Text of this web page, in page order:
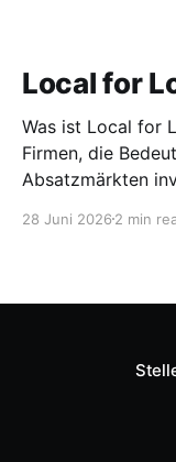
Local for
Was ist Local for Local? Das ist eine
Firmen, die
Absatzmärkten
entwickeln. Diese
28 Juni 2026 2 min